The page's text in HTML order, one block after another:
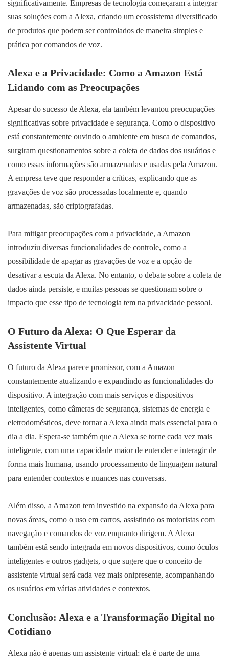
significativamente. Empresas de tecnologia começaram a integrar
suas soluções com a Alexa, criando um ecossistema diversificado
de produtos que podem ser controlados de maneira simples e
prática por comandos de voz.
Alexa e a Privacidade: Como a Amazon Está
Lidando com as Preocupações
Apesar do sucesso de Alexa, ela também levantou preocupações
significativas sobre privacidade e segurança. Como o dispositivo
está constantemente ouvindo o ambiente em busca de comandos,
surgiram questionamentos sobre a coleta de dados dos usuários e
como essas informações são armazenadas e usadas pela Amazon.
A empresa teve que responder a críticas, explicando que as
gravações de voz são processadas localmente e, quando
armazenadas, são criptografadas.
Para mitigar preocupações com a privacidade, a Amazon
introduziu diversas funcionalidades de controle, como a
possibilidade de apagar as gravações de voz e a opção de
desativar a escuta da Alexa. No entanto, o debate sobre a coleta de
dados ainda persiste, e muitas pessoas se questionam sobre o
impacto que esse tipo de tecnologia tem na privacidade pessoal.
O Futuro da Alexa: O Que Esperar da
Assistente Virtual
O futuro da Alexa parece promissor, com a Amazon
constantemente atualizando e expandindo as funcionalidades do
dispositivo. A integração com mais serviços e dispositivos
inteligentes, como câmeras de segurança, sistemas de energia e
eletrodomésticos, deve tornar a Alexa ainda mais essencial para o
dia a dia. Espera-se também que a Alexa se torne cada vez mais
inteligente, com uma capacidade maior de entender e interagir de
forma mais humana, usando processamento de linguagem natural
para entender contextos e nuances nas conversas.
Além disso, a Amazon tem investido na expansão da Alexa para
novas áreas, como o uso em carros, assistindo os motoristas com
navegação e comandos de voz enquanto dirigem. A Alexa
também está sendo integrada em novos dispositivos, como óculos
inteligentes e outros gadgets, o que sugere que o conceito de
assistente virtual será cada vez mais onipresente, acompanhando
os usuários em várias atividades e contextos.
Conclusão: Alexa e a Transformação Digital no
Cotidiano
Alexa não é apenas um assistente virtual; ela é parte de uma